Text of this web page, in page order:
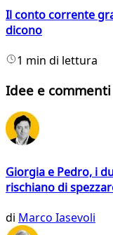
Il conto corrente
dicono
1 min di lettura
Idee e commenti
Giorgia e Pedro, i
rischiano di
di Marco Iasevoli